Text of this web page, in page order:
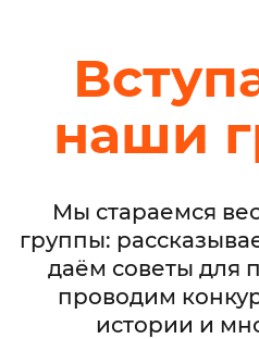
наши
Мы стараемся
группы:
даём советы для
проводим
истории и